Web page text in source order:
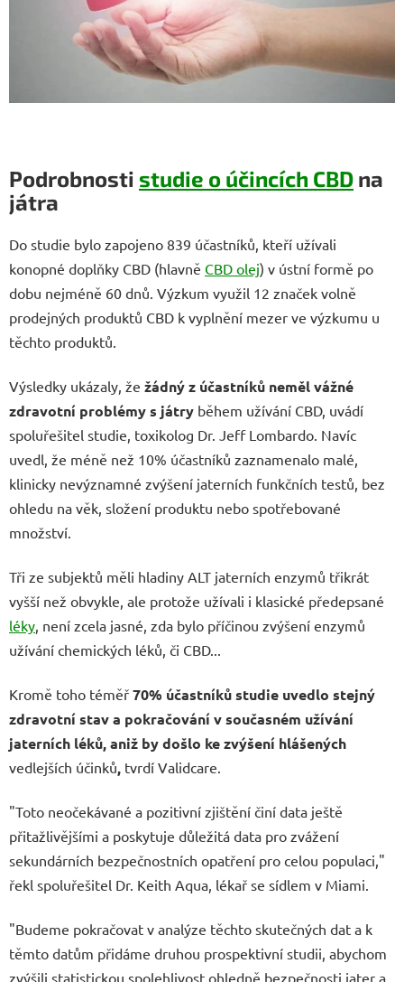
Podrobnosti studie o účincích CBD na
játra
Do studie bylo zapojeno 839 účastníků, kteří užívali
konopné doplňky CBD (hlavně CBD olej) v ústní formě po
dobu nejméně 60 dnů. Výzkum využil 12 značek volně
prodejných produktů CBD k vyplnění mezer ve výzkumu u
těchto produktů.
Výsledky ukázaly, že žádný z účastníků nemělvážné
zdravotní problémy s játry během užívání CBD, uvádí
spoluřešitel studie, toxikolog Dr. Jeff Lombardo. Navíc
uvedl, že méně než 10% účastníků zaznamenalo malé,
klinicky nevýznamné zvýšení jaterních funkčních testů, bez
ohledu na věk, složení produktu nebo spotřebované
množství.
Tři ze subjektů měli hladiny ALT jaterních enzymů třikrát
vyšší než obvykle, ale protože užívali i klasické předepsané
léky , není zcela jasné, zda bylo příčinou zvýšení enzymů
užívání chemických léků, či CBD...
Kromě toho téměř 70% účastníků studie uvedlo stejný
zdravotní stav a pokračování v současném užívání
jaterních léků, aniž by došlo ke zvýšení hlášených
vedlejších účinků, tvrdí Validcare.
"Toto neočekávané a pozitivní zjištění činí data ještě
přitažlivějšími a poskytuje důležitá data pro zvážení
sekundárních bezpečnostních opatření pro celou populaci,"
řekl spoluřešitel Dr. Keith Aqua, lékař se sídlem v Miami.
"Budeme pokračovat v analýze těchto skutečných dat a k
těmto datům přidáme druhou prospektivní studii, abychom
zvýšili statistickou spolehlivost ohledně bezpečnosti jater a